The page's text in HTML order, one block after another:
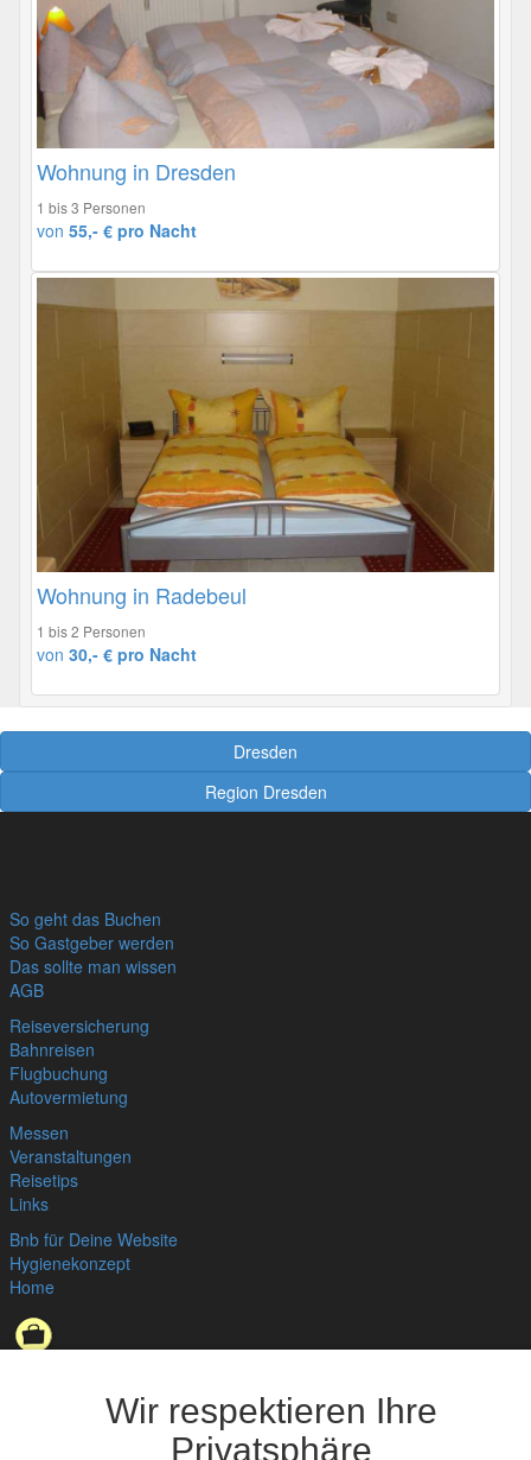
Wir respektieren Ihre
Privatsphäre
Wohnung in Dresden
1 bis 3 Personen
von 55,- € pro Nacht
Wohnung in Radebeul
1 bis 2 Personen
von 30,- € pro Nacht
Dresden
Region Dresden
So geht das Buchen
So Gastgeber werden
Das sollte man wissen
AGB
Reiseversicherung
Bahnreisen
Flugbuchung
Autovermietung
Messen
Veranstaltungen
Reisetips
Links
Bnb für Deine Website
Hygienekonzept
Home